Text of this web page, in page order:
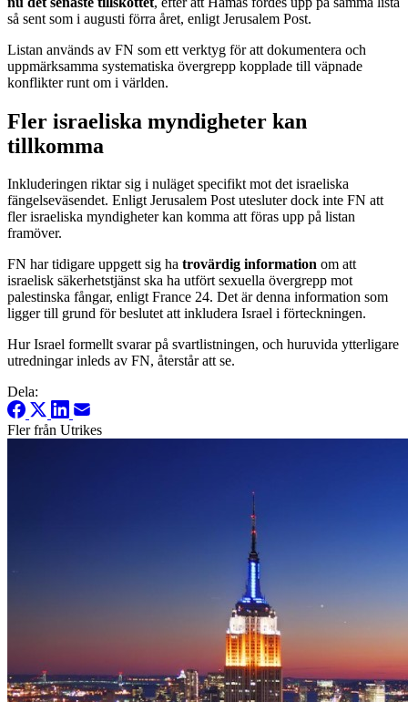
så sent som i augusti förra året, enligt Jerusalem Post.
Listan används av FN som ett verktyg för att dokumentera och
uppmärksamma systematiska övergrepp kopplade till väpnade
konflikter runt om i världen.
Fler israeliska myndigheter kan
tillkomma
Inkluderingen riktar sig i nuläget specifikt mot det israeliska
fängelseväsendet. Enligt Jerusalem Post utesluter dock inte FN att
fler israeliska myndigheter kan komma att föras upp på listan
framöver.
FN har tidigare uppgett sig ha trovärdig information om att
israelisk säkerhetstjänst ska ha utfört sexuella övergrepp mot
palestinska fångar, enligt France 24. Det är denna information som
ligger till grund för beslutet att inkludera Israel i förteckningen.
Hur Israel formellt svarar på svartlistningen, och huruvida ytterligare
utredningar inleds av FN, återstår att se.
Dela:
Fler från Utrikes